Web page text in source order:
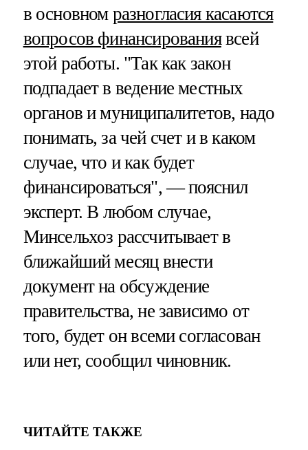
в основном разногласия касаются
вопросов финансированиявсей
этой работы. "Так как закон
подпадает в ведение местных
органов и муниципалитетов, надо
понимать, за чей счет и в каком
случае, что и как будет
финансироваться", — пояснил
эксперт. В любом случае,
Минсельхоз рассчитывает в
ближайший месяц внести
документ на обсуждение
правительства, не зависимо от
того, будет он всеми согласован
или нет, сообщил чиновник.
ЧИТАЙТЕ ТАКЖЕ